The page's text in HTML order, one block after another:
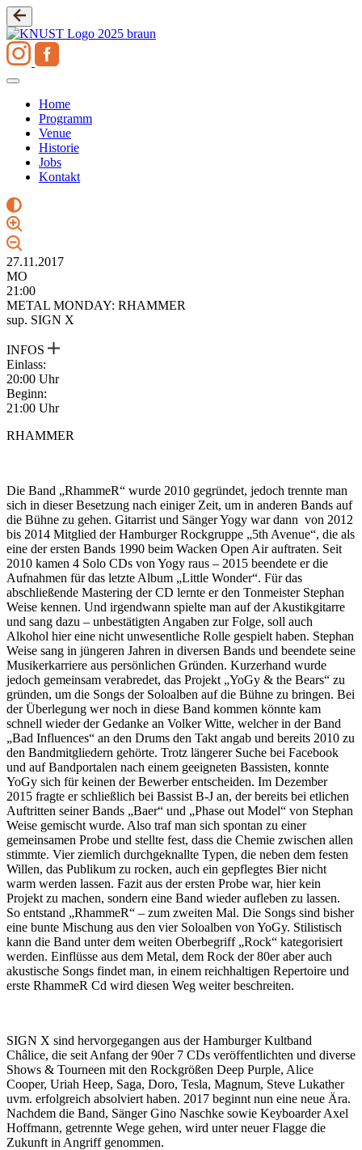
Zum
Inhalt
springen
Home
Programm
Venue
Historie
Jobs
Kontakt
27.11.2017
MO
21:00
METAL MONDAY: RHAMMER
sup. SIGN X
INFOS
Einlass:
20:00 Uhr
Beginn:
21:00 Uhr
RHAMMER
Die Band „RhammeR“ wurde 2010 gegründet, jedoch trennte man
sich in dieser Besetzung nach einiger Zeit, um in anderen Bands auf
die Bühne zu gehen. Gitarrist und Sänger Yogy war dann von 2012
bis 2014 Mitglied der Hamburger Rockgruppe „5th Avenue“, die als
eine der ersten Bands 1990 beim Wacken Open Air auftraten. Seit
2010 kamen 4 Solo CDs von Yogy raus – 2015 beendete er die
Aufnahmen für das letzte Album „Little Wonder“. Für das
abschließende Mastering der CD lernte er den Tonmeister Stephan
Weise kennen. Und irgendwann spielte man auf der Akustikgitarre
und sang dazu – unbestätigten Angaben zur Folge, soll auch
Alkohol hier eine nicht unwesentliche Rolle gespielt haben. Stephan
Weise sang in jüngeren Jahren in diversen Bands und beendete seine
Musikerkarriere aus persönlichen Gründen. Kurzerhand wurde
jedoch gemeinsam verabredet, das Projekt „YoGy & the Bears“ zu
gründen, um die Songs der Soloalben auf die Bühne zu bringen. Bei
der Überlegung wer noch in diese Band kommen könnte kam
schnell wieder der Gedanke an Volker Witte, welcher in der Band
„Bad Influences“ an den Drums den Takt angab und bereits 2010 zu
den Bandmitgliedern gehörte. Trotz längerer Suche bei Facebook
und auf Bandportalen nach einem geeigneten Bassisten, konnte
YoGy sich für keinen der Bewerber entscheiden. Im Dezember
2015 fragte er schließlich bei Bassist B-J an, der bereits bei etlichen
Auftritten seiner Bands „Baer“ und „Phase out Model“ von Stephan
Weise gemischt wurde. Also traf man sich spontan zu einer
gemeinsamen Probe und stellte fest, dass die Chemie zwischen allen
stimmte. Vier ziemlich durchgeknallte Typen, die neben dem festen
Willen, das Publikum zu rocken, auch ein gepflegtes Bier nicht
warm werden lassen. Fazit aus der ersten Probe war, hier kein
Projekt zu machen, sondern eine Band wieder aufleben zu lassen.
So entstand „RhammeR“ – zum zweiten Mal. Die Songs sind bisher
eine bunte Mischung aus den vier Soloalben von YoGy. Stilistisch
kann die Band unter dem weiten Oberbegriff „Rock“ kategorisiert
werden. Einflüsse aus dem Metal, dem Rock der 80er aber auch
akustische Songs findet man, in einem reichhaltigen Repertoire und
erste RhammeR Cd wird diesen Weg weiter beschreiten.
SIGN X sind hervorgegangen aus der Hamburger Kultband
Châlice, die seit Anfang der 90er 7 CDs veröffentlichten und diverse
Shows & Tourneen mit den Rockgrößen Deep Purple, Alice
Cooper, Uriah Heep, Saga, Doro, Tesla, Magnum, Steve Lukather
uvm. erfolgreich absolviert haben. 2017 beginnt nun eine neue Ära.
Nachdem die Band, Sänger Gino Naschke sowie Keyboarder Axel
Hoffmann, getrennte Wege gehen, wird unter neuer Flagge die
Zukunft in Angriff genommen.